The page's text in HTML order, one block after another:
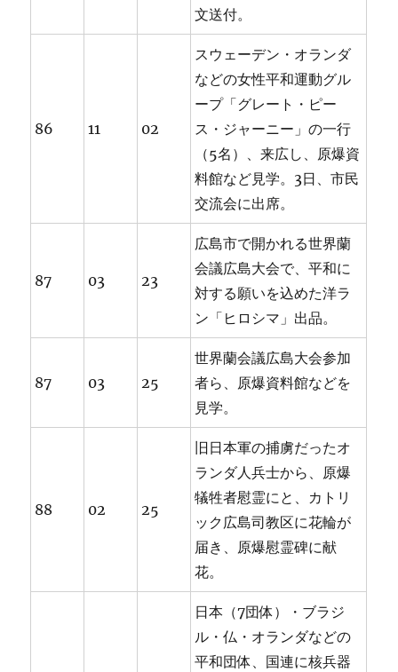
文送付。
86 11 02
スウェーデン・オランダ
などの女性平和運動グル
ープ「グレート・ピー
ス・ジャーニー」の一行
（5名）、来広し、原爆資
料館など見学。3日、市民
交流会に出席。
87 03 23
広島市で開かれる世界蘭
会議広島大会で、平和に
対する願いを込めた洋ラ
ン「ヒロシマ」出品。
87 03 25
世界蘭会議広島大会参加
者ら、原爆資料館などを
見学。
88 02 25
旧日本軍の捕虜だったオ
ランダ人兵士から、原爆
犠牲者慰霊にと、カトリ
ック広島司教区に花輪が
届き、原爆慰霊碑に献
花。
日本（7団体）・ブラジ
ル・仏・オランダなどの
平和団体、国連に核兵器